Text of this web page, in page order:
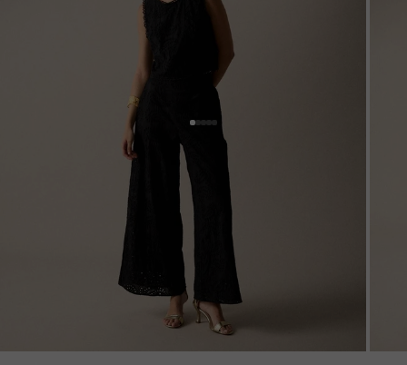
Ir para o artigo 1
Ir para o artigo 2
Ir para o artigo 3
Ir para o artigo 4
Ir para o artigo 5